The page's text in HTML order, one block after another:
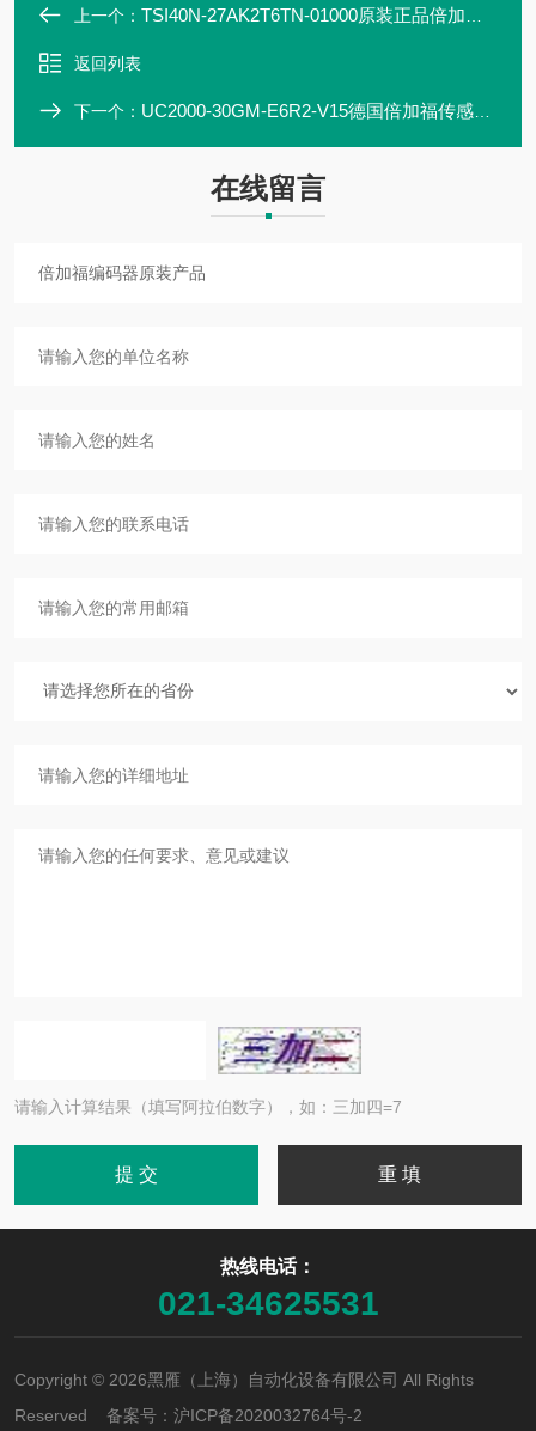
上一个： TSI40N-27AK2T6TN-01000原装正品倍加福编码器
返回列表
下一个： UC2000-30GM-E6R2-V15德国倍加福传感器原装产品
在线留言
请输入计算结果（填写阿拉伯数字），如：三加四=7
热线电话：
021-34625531
Copyright © 2026黑雁（上海）自动化设备有限公司 All Rights
Reserved 备案号： 沪ICP备2020032764号-2